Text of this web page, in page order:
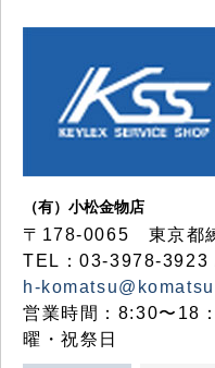
（有）小松金物店
〒178-0065 東京都
TEL：03-3978-3923
h-
営業時間：8:30〜18
曜・祝祭日